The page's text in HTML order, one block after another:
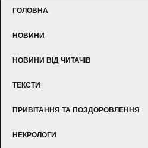
ГОЛОВНА
НОВИНИ
НОВИНИ ВІД ЧИТАЧІВ
ТЕКСТИ
ПРИВІТАННЯ ТА ПОЗДОРОВЛЕННЯ
НЕКРОЛОГИ